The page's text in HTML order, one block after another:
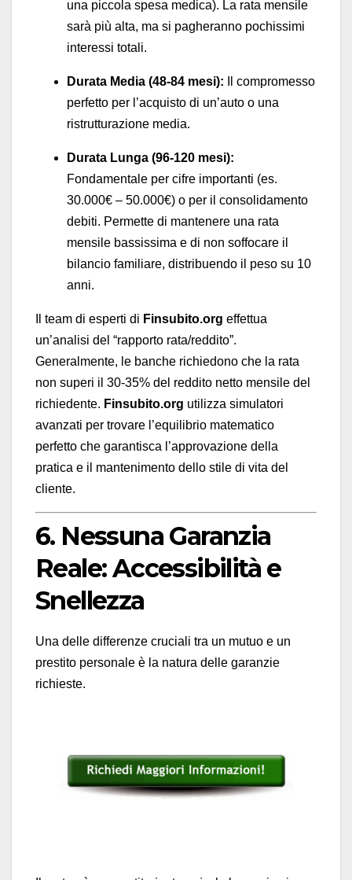
una piccola spesa medica). La rata mensile
sarà più alta, ma si pagheranno pochissimi
interessi totali.
Durata Media (48-84 mesi): Il compromesso
perfetto per l’acquisto di un’auto o una
ristrutturazione media.
Durata Lunga (96-120 mesi):
Fondamentale per cifre importanti (es.
30.000€ – 50.000€) o per il consolidamento
debiti. Permette di mantenere una rata
mensile bassissima e di non soffocare il
bilancio familiare, distribuendo il peso su 10
anni.
Il team di esperti di Finsubito.org effettua
un’analisi del “rapporto rata/reddito”.
Generalmente, le banche richiedono che la rata
non superi il 30-35% del reddito netto mensile del
richiedente. Finsubito.org utilizza simulatori
avanzati per trovare l’equilibrio matematico
perfetto che garantisca l’approvazione della
pratica e il mantenimento dello stile di vita del
cliente.
6. Nessuna Garanzia
Reale: Accessibilità e
Snellezza
Una delle differenze cruciali tra un mutuo e un
prestito personale è la natura delle garanzie
richieste.